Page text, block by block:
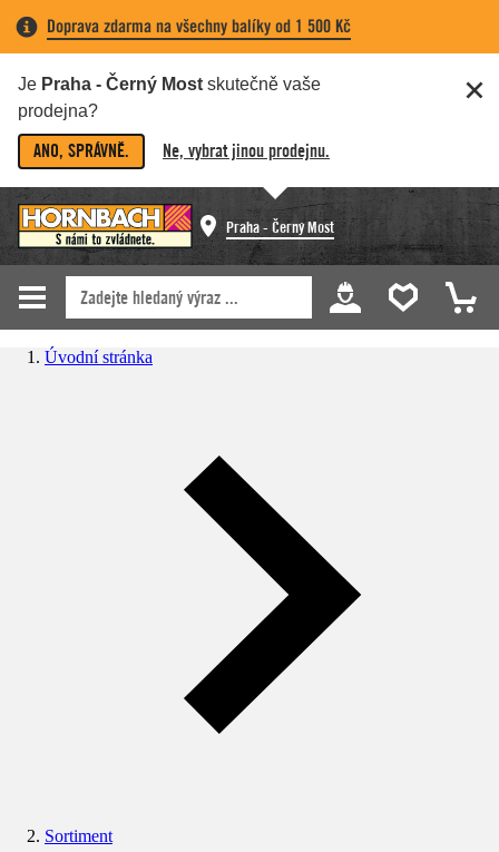
Doprava zdarma na všechny balíky od 1 500 Kč
Je Praha - Černý Most skutečně vaše
prodejna?
ANO, SPRÁVNĚ. Ne, vybrat jinou prodejnu.
Praha - Černý Most
Úvodní stránka
Sortiment